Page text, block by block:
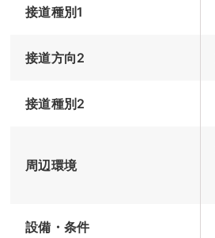
接道種別1
接道方向2
接道種別2
周辺環境
設備・条件